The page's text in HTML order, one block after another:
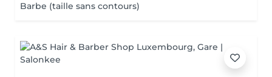
Barbe (taille sans contours)